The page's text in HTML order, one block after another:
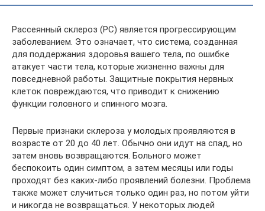
Рассеянный склероз (РС) является прогрессирующим
заболеванием. Это означает, что система, созданная
для поддержания здоровья вашего тела, по ошибке
атакует части тела, которые жизненно важны для
повседневной работы. Защитные покрытия нервных
клеток повреждаются, что приводит к снижению
функции головного и спинного мозга.
Первые признаки склероза у молодых проявляются в
возрасте от 20 до 40 лет. Обычно они идут на спад, но
затем вновь возвращаются. Больного может
беспокоить один симптом, а затем месяцы или годы
проходят без каких-либо проявлений болезни. Проблема
также может случиться только один раз, но потом уйти
и никогда не возвращаться. У некоторых людей